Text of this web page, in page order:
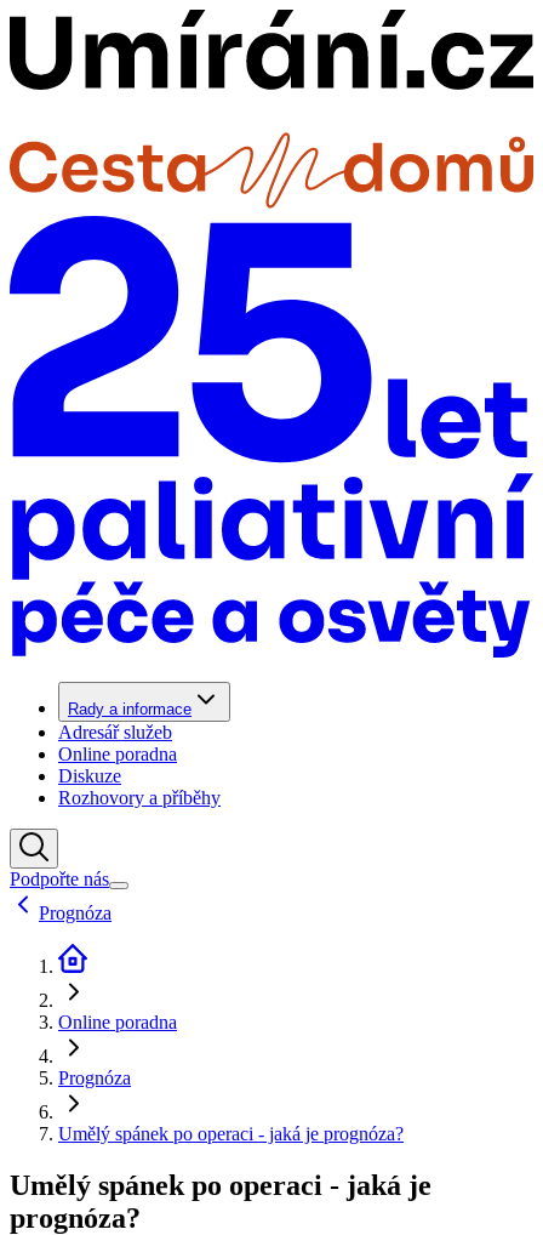
Rady a informace
Adresář služeb
Online poradna
Diskuze
Rozhovory a příběhy
Podpořte nás
Prognóza
Online poradna
Prognóza
Umělý spánek po operaci - jaká je prognóza?
Umělý spánek po operaci - jaká je
prognóza?